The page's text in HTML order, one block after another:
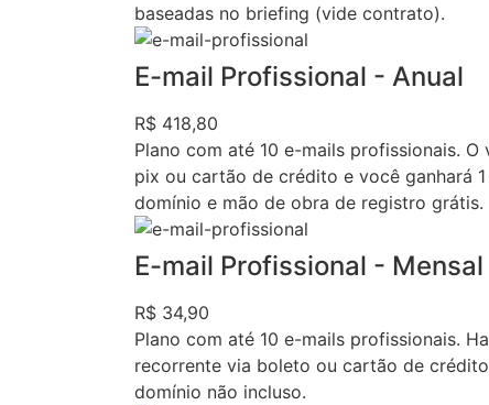
baseadas no briefing (vide contrato).
E-mail Profissional - Anual
R$ 418,80
Plano com até 10 e-mails profissionais.
pix ou cartão de crédito e você ganhará
domínio e mão de obra de registro grátis.
E-mail Profissional - Mensal
R$ 34,90
Plano com até 10 e-mails profissionais.
recorrente via boleto ou cartão de
domínio não incluso.